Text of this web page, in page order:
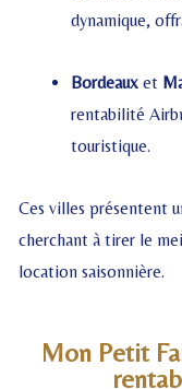
dynamique,
Bordeaux et
rentabilité
touristique.
Ces villes présentent
cherchant à tirer le
location saisonnière.
Mon Petit